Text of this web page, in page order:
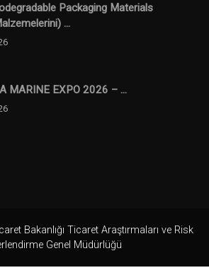
Packaging Materials
...
MARINE EXPO 2026 – ...
Bakanlığı Ticaret Araştırmaları ve Risk
Genel Müdürlüğü